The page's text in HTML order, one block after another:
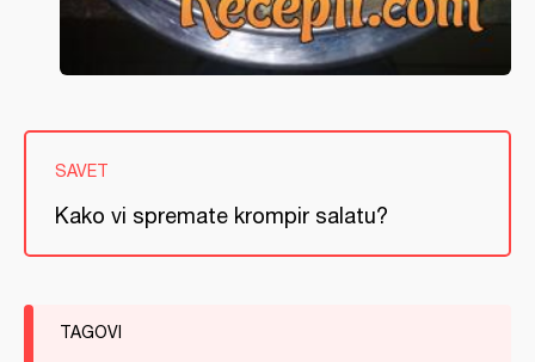
SAVET
Kako vi spremate krompir salatu?
TAGOVI